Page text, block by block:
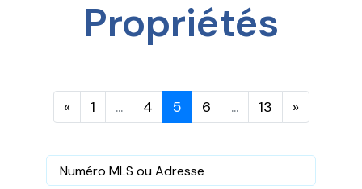
Propriétés
« 1 ... 4 5 6 ... 13 »